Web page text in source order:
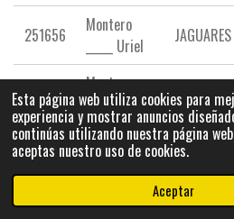
Esta página web utiliza cookies para
experiencia y mostrar anuncios
continúas utilizando nuestra página
aceptas nuestro uso de cookies.
Aceptar
251656
Montero
_____ Uriel
JAGUARES
232206
Montes
Millan
Fernando
Montoya
Jose Juan*
CAPIBARAS